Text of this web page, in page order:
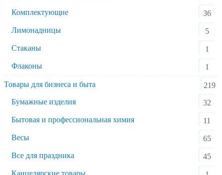
Комплектующие
36
Лимонадницы
5
Стаканы
1
Флаконы
1
Товары для бизнеса и быта
219
Бумажные изделия
32
Бытовая и профессиональная химия
11
Весы
65
Все для праздника
45
Канцелярские товары